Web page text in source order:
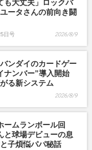
も大丈夫」ロックバ
ータさんの前向き闘
日号 2026/8/9
ンダイのカードゲー
ナンバー”導入開始
る新システム
2026/8/9
ームランボール回
と球場デビューの息
子煩悩パパ秘話